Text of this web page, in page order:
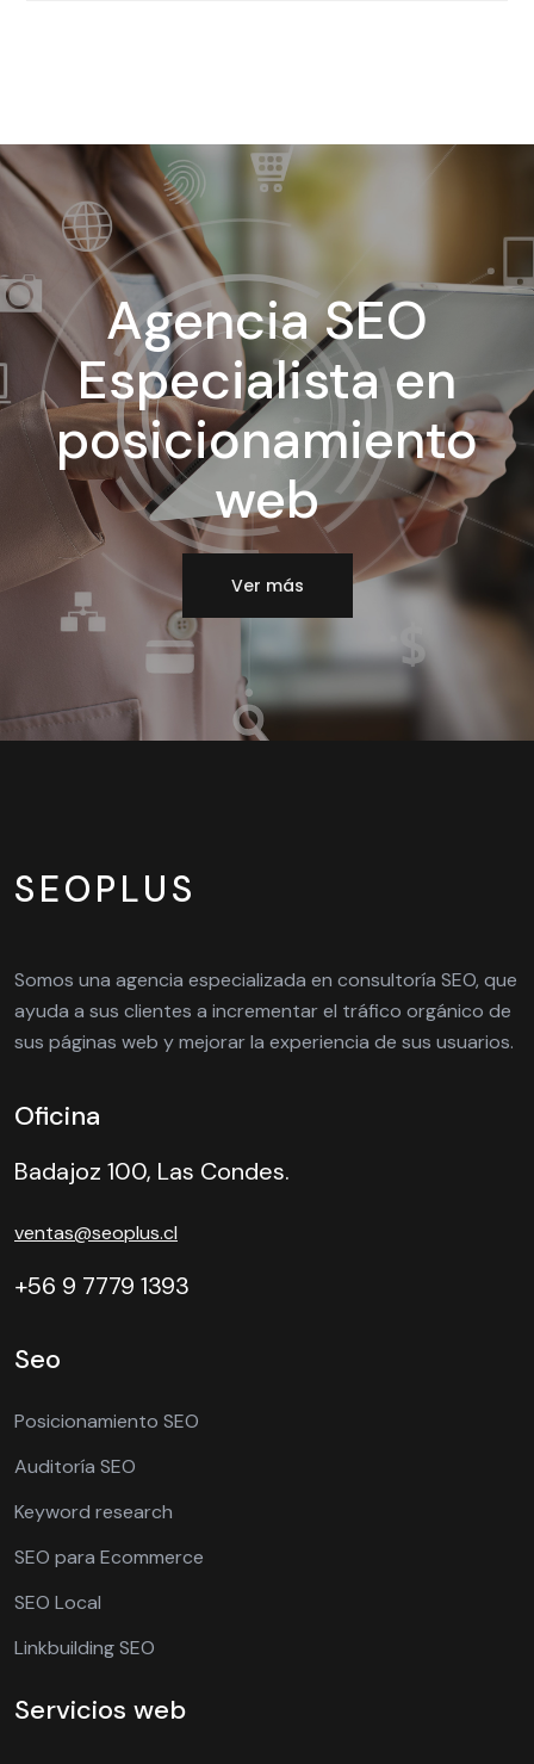
Agencia SEO
Especialista en
posicionamiento
web
Ver más
SEOPLUS
Somos una agencia especializada en consultoría SEO, que
ayuda a sus clientes a incrementar el tráfico orgánico de
sus páginas web y mejorar la experiencia de sus usuarios.
Oficina
Badajoz 100, Las Condes.
ventas@seoplus.cl
+56 9 7779 1393
Seo
Posicionamiento SEO
Auditoría SEO
Keyword research
SEO para Ecommerce
SEO Local
Linkbuilding SEO
Servicios web